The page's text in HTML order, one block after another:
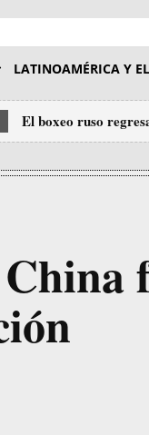
LATINOAMÉRICA Y
El boxeo ruso